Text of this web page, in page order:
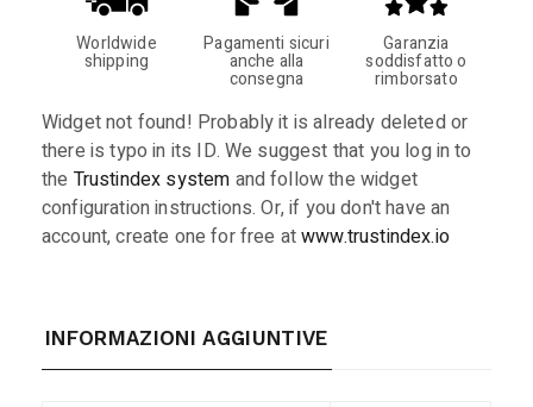
Worldwide
shipping
Pagamenti sicuri
anche alla
consegna
Garanzia
soddisfatto o
rimborsato
Widget not found! Probably it is already deleted or
there is typo in its ID. We suggest that you log in to
the Trustindex system and follow the widget
configuration instructions. Or, if you don't have an
account, create one for free atwww.trustindex.io
INFORMAZIONI AGGIUNTIVE